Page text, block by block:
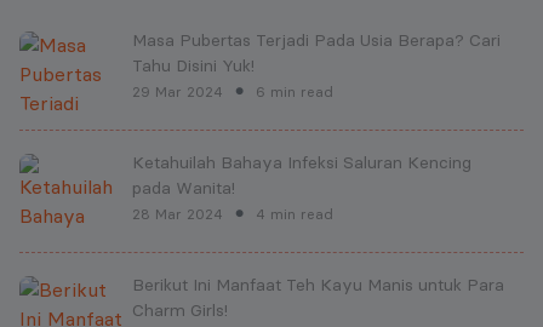
Masa Pubertas Terjadi Pada Usia Berapa? Cari
Tahu Disini Yuk!
29 Mar 2024 ● 6 min read
Ketahuilah Bahaya Infeksi Saluran Kencing
pada Wanita!
28 Mar 2024 ● 4 min read
Berikut Ini Manfaat Teh Kayu Manis untuk Para
Charm Girls!